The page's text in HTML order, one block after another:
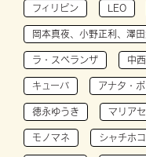
フィリピン LEO
岡本真夜、小野正利、澤
ラ・スペランザ 中
キューバ アナタ・
徳永ゆうき マリア
モノマネ シャチホコ